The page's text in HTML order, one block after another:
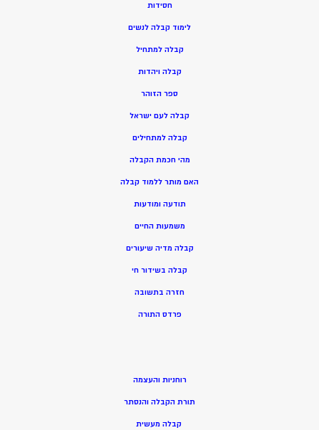
חסידות
לימוד קבלה לנשים
קבלה למתחיל
קבלה ויהדות
ספר הזוהר
קבלה לעם ישראל
קבלה למתחילים
מהי חכמת הקבלה
האם מותר ללמוד קבלה
תודעה ומודעות
משמעות החיים
קבלה מדיה שיעורים
קבלה בשידור חי
חזרה בתשובה
פרדס התורה
רוחניות והעצמה
תורת הקבלה והנסתר
קבלה מעשית